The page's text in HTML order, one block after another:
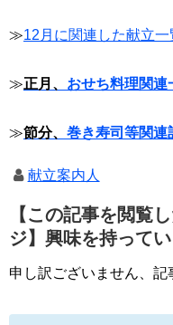
≫12月に関連した献立一
≫正月、 おせち料理関連
≫節分、 巻き寿司等関連
献立案内人
【この記事を閲覧
ジ】興味を持って
申し訳ございません、記